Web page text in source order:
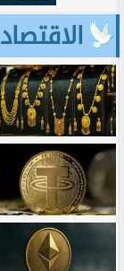
الاقتصاد